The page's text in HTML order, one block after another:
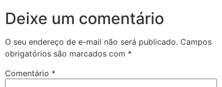
Deixe um comentário
O seu endereço de e-mail não será publicado. Campos
obrigatórios são marcados com *
Comentário *